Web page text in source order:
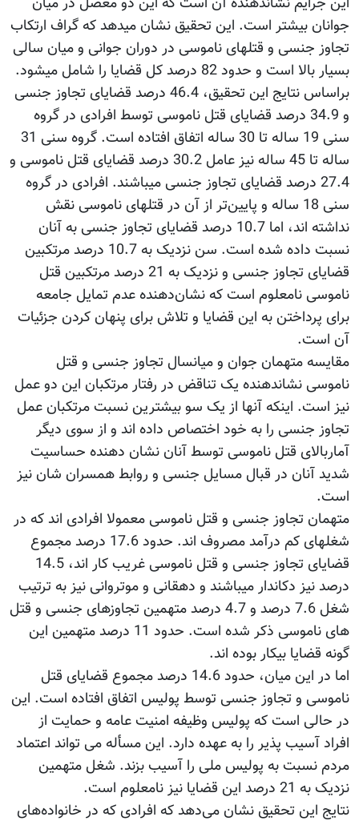
جوانان بیشتر است. این تحقیق نشان می‫دهد که گراف ارتکاب
تجاوز جنسی و قتل‫های ناموسی در دوران جوانی و میان سالی
بسیار بالا است و حدود 82 درصد کل قضایا را شامل می‫شود.
براساس نتایج این تحقیق، 46.4 درصد قضایای تجاوز جنسی
و 34.9 درصد قضایای قتل ناموسی توسط افرادی در گروه
سنی 19 ساله تا 30 ساله اتفاق افتاده است. گروه سنی 31
ساله تا 45 ساله نیز عامل 30.2 درصد قضایای قتل ناموسی و
27.4 درصد قضایای تجاوز جنسی می‫باشند. افرادی در گروه
سنی 18 ساله و پایین‌تر از آن در قتل‫های ناموسی نقش
نداشته اند، اما 10.7 درصد قضایای تجاوز جنسی به آنان
نسبت داده شده است. سن نزدیک به 10.7 درصد مرتکبین
قضایای تجاوز جنسی و نزدیک به 21 درصد مرتکبین قتل
ناموسی نامعلوم است که نشان‌دهنده عدم تمایل جامعه
برای پرداختن به این قضایا و تلاش برای پنهان کردن جزئیات
آن است.
مقایسه متهمان جوان و میان‫سال تجاوز جنسی و قتل
ناموسی نشان‫دهنده یک تناقض در رفتار مرتکبان این دو عمل
نیز است. اینکه آن‫ها از یک سو بیشترین نسبت مرتکبان عمل
تجاوز جنسی را به خود اختصاص داده اند و از سوی دیگر
آماربالای قتل ناموسی توسط آنان نشان دهنده حساسیت
شدید آنان در قبال مسایل جنسی و روابط همسران شان نیز
است.
متهمان تجاوز جنسی و قتل ناموسی معمولا افرادی اند که در
شغل‫های کم درآمد مصروف اند. حدود 17.6 درصد مجموع
قضایای تجاوز جنسی و قتل ناموسی غریب کار اند، 14.5
درصد نیز دکاندار می‫باشند و دهقانی و موتروانی نیز به ترتیب
شغل 7.6 درصد و 4.7 درصد متهمین تجاوزهای جنسی و قتل
های ناموسی ذکر شده است. حدود 11 درصد متهمین این
گونه قضایا بیکار بوده اند.
اما در این میان، حدود 14.6 درصد مجموع قضایای قتل
ناموسی و تجاوز جنسی توسط پولیس اتفاق افتاده است. این
در حالی است که پولیس وظیفه امنیت عامه و حمایت از
افراد آسیب پذیر را به عهده دارد. این مسأله می تواند اعتماد
مردم نسبت به پولیس ملی را آسیب بزند. شغل متهمین
نزدیک به 21 درصد این قضایا نیز نامعلوم است.
نتایج این تحقیق نشان می‌دهد که افرادی که در خانواده‌های